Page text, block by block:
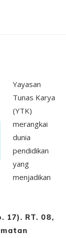
Yayasan
Tunas Karya
(YTK)
merangkai
dunia
pendidikan
yang
menjadikan
17). RT. 08,